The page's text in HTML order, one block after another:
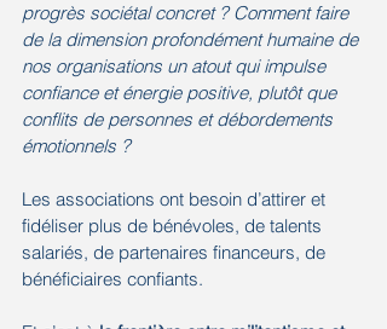
progrès sociétal concret ? Comment faire
de la dimension profondément humaine de
nos organisations un atout qui impulse
confiance et énergie positive, plutôt que
conflits de personnes et débordements
émotionnels ?
Les associations ont besoin d’attirer et
fidéliser plus de bénévoles, de talents
salariés, de partenaires financeurs, de
bénéficiaires confiants.